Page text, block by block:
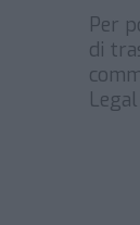
Per
di